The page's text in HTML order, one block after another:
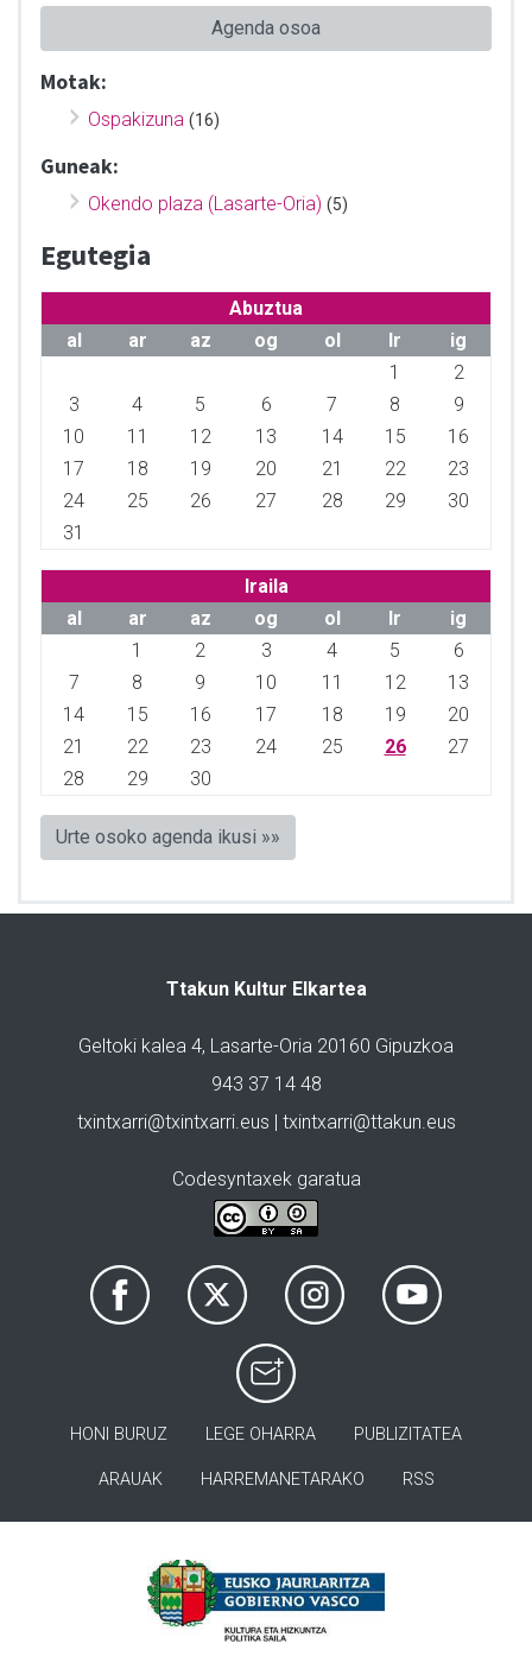
Agenda osoa
Motak:
Ospakizuna (16)
Guneak:
Okendo plaza (Lasarte-Oria) (5)
Egutegia
Abuztua
al
ar az og ol lr
ig
1
2
3
4 5 6 7 8
9
10
11 12 13 14 15
16
17
18 19 20 21 22
23
24
25 26 27 28 29
30
31
Iraila
al
ar az og ol lr
ig
1
2 3 4 5
6
7
8 9 10 11 12
13
14
15 16 17 18 19
20
21
22 23 24 25 26
27
28
29 30
Urte osoko agenda ikusi »»
Ttakun Kultur Elkartea
Geltoki kalea 4, Lasarte-Oria 20160 Gipuzkoa
943 37 14 48
txintxarri@txintxarri.eus | txintxarri@ttakun.eus
Codesyntaxek garatua
HONI BURUZ LEGE OHARRA PUBLIZITATEA
ARAUAK HARREMANETARAKO RSS